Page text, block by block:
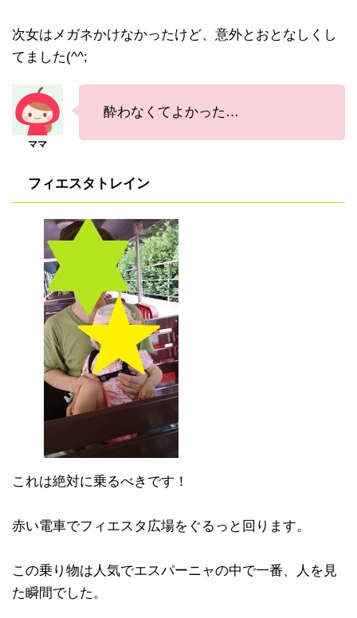
次女はメガネかけなかったけど、意外とおとなしくし
てました(^^;
酔わなくてよかった…
フィエスタトレイン
これは絶対に乗るべきです！
赤い電車でフィエスタ広場をぐるっと回ります。
この乗り物は人気でエスパーニャの中で一番、人を見
た瞬間でした。